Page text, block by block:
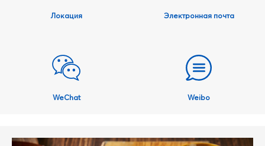
Локация Электронная почта
WeChat Weibo